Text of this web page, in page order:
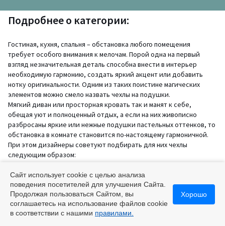
Подробнее о категории:
Гостиная, кухня, спальня – обстановка любого помещения
требует особого внимания к мелочам. Порой одна на первый
взгляд незначительная деталь способна внести в интерьер
необходимую гармонию, создать яркий акцент или добавить
нотку оригинальности. Одним из таких поистине магических
элементов можно смело назвать чехлы на подушки.
Мягкий диван или просторная кровать так и манят к себе,
обещая уют и полноценный отдых, а если на них живописно
разбросаны яркие или нежные подушки пастельных оттенков, то
обстановка в комнате становится по-настоящему гармоничной.
При этом дизайнеры советуют подбирать для них чехлы
следующим образом:
для дивана лучше использовать пару аксессуаров контрастных
оттенков.
• К однотонной обивке дивана подойдут подушки с рисунком.
При этом дизайнеры предлагают ничем не ограничивать свою
фантазию: клетка или полоска, сердечки или цветы, надписи или
Сайт использует cookie с целью анализа
поведения посетителей для улучшения Сайта.
Продолжая пользоваться Сайтом, вы
соглашаетесь на использование файлов cookie
в соответствии с нашими правилами.
Хорошо